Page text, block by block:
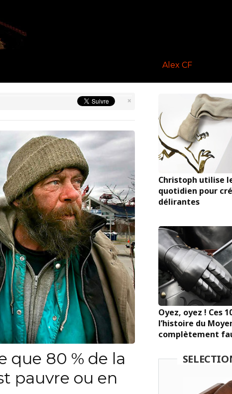
Alex CF
×
que 80 % de la
pauvre ou en
Christoph utilise
quotidien pour
délirantes
Oyez, oyez ! Ces
l’histoire du
complètement